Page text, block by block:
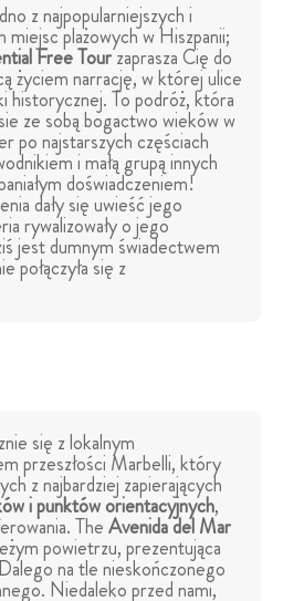
z najpopularniejszych i
plażowych w Hiszpanii;
Free Tourzaprasza Cię do
życiem narrację, w której ulice
historycznej. To podróż, która
ze sobą bogactwo wieków w
po najstarszych częściach
i małą grupą innych
doświadczeniem!
dały się uwieść jego
rywalizowały o jego
jest dumnym świadectwem
połączyła się z
się z lokalnym
przeszłości Marbelli, który
z najbardziej zapierających
i punktów orientacyjnych,
TheAvenida del Mar
powietrzu, prezentująca
na tle nieskończonego
Niedaleko przed nami,